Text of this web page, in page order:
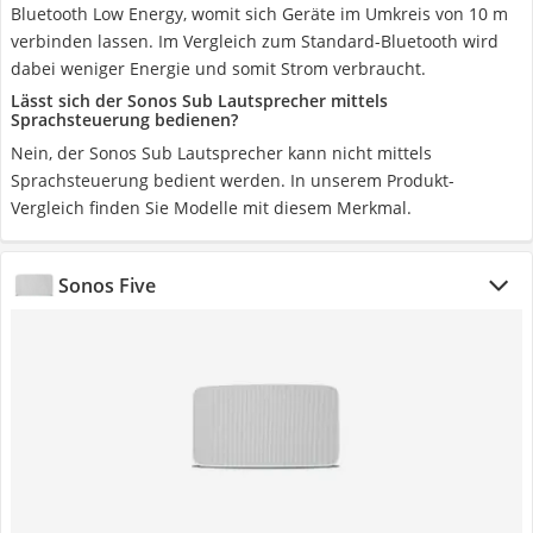
Bluetooth Low Energy, womit sich Geräte im Umkreis von 10 m
verbinden lassen. Im Vergleich zum Standard-Bluetooth wird
dabei weniger Energie und somit Strom verbraucht.
Lässt sich der Sonos Sub Lautsprecher mittels
Sprachsteuerung bedienen?
Nein, der Sonos Sub Lautsprecher kann nicht mittels
Sprachsteuerung bedient werden. In unserem Produkt-
Vergleich finden Sie Modelle mit diesem Merkmal.
Sonos Five